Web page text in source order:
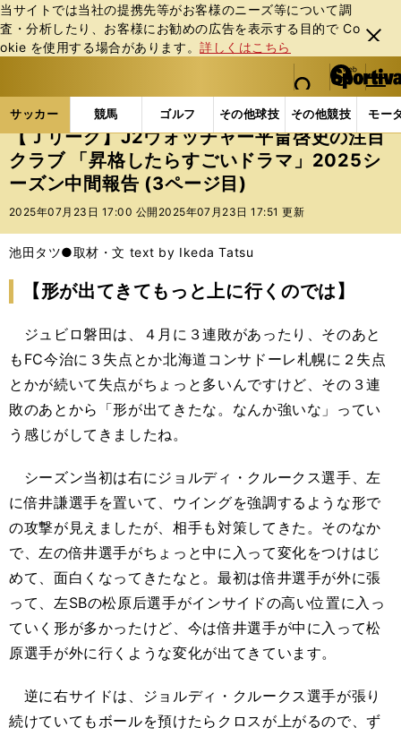
当サイトでは当社の提携先等がお客様のニーズ等について調
査・分析したり、お客様にお勧めの広告を表⽰する⽬的で Co
okie を使⽤する場合があります。詳しくはこちら
閉じ
る
web Sportiva (webスポルティーバ)
検索
マイペ
ー
ジ
メニュ
サッカー 競馬 ゴルフ その他球技 その他競技 モー
ス
ポ
ル
テ
ー
バ
サッカーの記事一覧 Jリーグ他 Jリーグ 【Ｊリ
【Ｊリーグ】J2ウォッチャー平畠啓史の注目
クラブ 「昇格したらすごいドラマ」2025シ
ーズン中間報告 (3ページ目)
2025年07月23日 17:00 公開 2025年07月23日 17:51 更新
池田タツ●取材・文 text by Ikeda Tatsu
【形が出てきてもっと上に行くのでは】
ジュビロ磐田は、４月に３連敗があったり、そのあと
もFC今治に３失点とか北海道コンサドーレ札幌に２失点
とかが続いて失点がちょっと多いんですけど、その３連
敗のあとから「形が出てきたな。なんか強いな」ってい
う感じがしてきましたね。
シーズン当初は右にジョルディ・クルークス選手、左
に倍井謙選手を置いて、ウイングを強調するような形で
の攻撃が見えましたが、相手も対策してきた。そのなか
で、左の倍井選手がちょっと中に入って変化をつけはじ
めて、面白くなってきたなと。最初は倍井選手が外に張
って、左SBの松原后選手がインサイドの高い位置に入っ
ていく形が多かったけど、今は倍井選手が中に入って松
原選手が外に行くような変化が出てきています。
逆に右サイドは、ジョルディ・クルークス選手が張り
続けていてもボールを預けたらクロスが上がるので、ず